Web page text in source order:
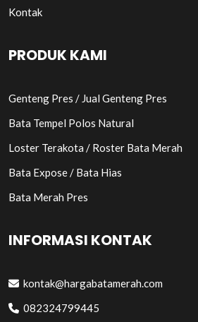
Kontak
PRODUK KAMI
Genteng Pres / Jual Genteng Pres
Bata Tempel Polos Natural
Loster Terakota / Roster Bata Merah
Bata Expose / Bata Hias
Bata Merah Pres
INFORMASI KONTAK
kontak@hargabatamerah.com
082324799445